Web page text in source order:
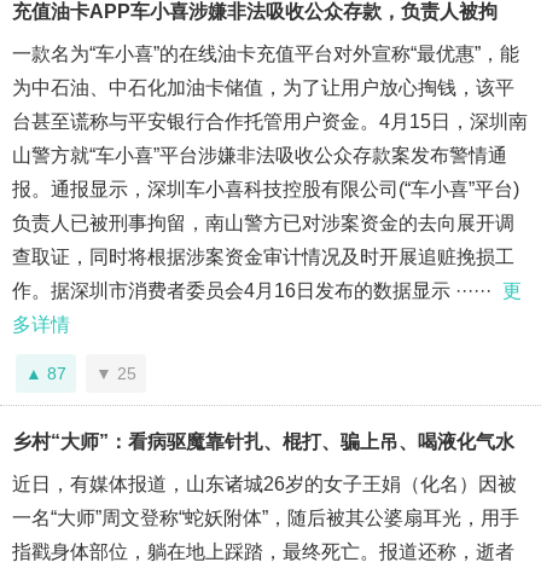
充值油卡APP车小喜涉嫌非法吸收公众存款，负责人被拘
一款名为“车小喜”的在线油卡充值平台对外宣称“最优惠”，能
为中石油、中石化加油卡储值，为了让用户放心掏钱，该平
台甚至谎称与平安银行合作托管用户资金。4月15日，深圳南
山警方就“车小喜”平台涉嫌非法吸收公众存款案发布警情通
报。通报显示，深圳车小喜科技控股有限公司(“车小喜”平台)
负责人已被刑事拘留，南山警方已对涉案资金的去向展开调
查取证，同时将根据涉案资金审计情况及时开展追赃挽损工
作。据深圳市消费者委员会4月16日发布的数据显示 ······ 更
多详情
87 25
乡村“大师”：看病驱魔靠针扎、棍打、骗上吊、喝液化气水
近日，有媒体报道，山东诸城26岁的女子王娟（化名）因被
一名“大师”周文登称“蛇妖附体”，随后被其公婆扇耳光，用手
指戳身体部位，躺在地上踩踏，最终死亡。报道还称，逝者